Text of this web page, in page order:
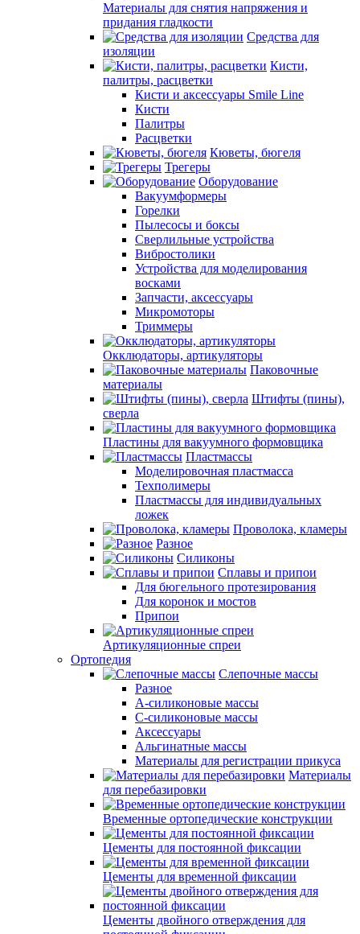
Материалы для снятия напряжения и
придания гладкости
Средства для
изоляции
Кисти,
палитры, расцветки
Кисти и аксессуары Smile Line
Кисти
Палитры
Расцветки
Кюветы, бюгеля
Трегеры
Оборудование
Вакуумформеры
Горелки
Пылесосы и боксы
Сверлильные устройства
Вибростолики
Устройства для моделирования
восками
Запчасти, аксессуары
Микромоторы
Триммеры
Окклюдаторы, артикуляторы
Паковочные
материалы
Штифты (пины),
сверла
Пластины для вакуумного формовщика
Пластмассы
Моделировочная пластмасса
Техполимеры
Пластмассы для индивидуальных
ложек
Проволока, кламеры
Разное
Силиконы
Сплавы и припои
Для бюгельного протезирования
Для коронок и мостов
Припои
Артикуляционные спреи
Ортопедия
Слепочные массы
Разное
А-силиконовые массы
С-силиконовые массы
Аксессуары
Альгинатные массы
Материалы для регистрации прикуса
Материалы
для перебазировки
Временные ортопедические конструкции
Цементы для постоянной фиксации
Цементы для временной фиксации
Цементы двойного отверждения для